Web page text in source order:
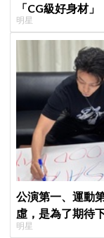
「CG級好身材
明星
公演第一、運動
虛，是為了期待
明星